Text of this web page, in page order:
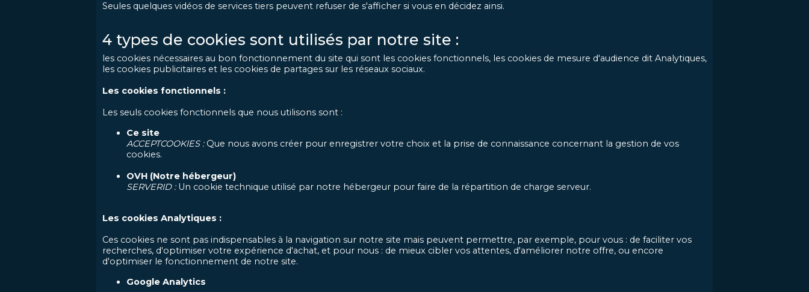
Seules quelques vidéos de services tiers peuvent refuser de s'afficher si vous en décidez ainsi.
4 types de cookies sont utilisés par notre site :
les cookies nécessaires au bon fonctionnement du site qui sont les cookies fonctionnels, les cookies de mesure d'audience dit Analytiques,
les cookies publicitaires et les cookies de partages sur les réseaux sociaux.
Les cookies fonctionnels :
Les seuls cookies fonctionnels que nous utilisons sont :
Ce site
ACCEPTCOOKIES :Que nous avons créer pour enregistrer votre choix et la prise de connaissance concernant la gestion de vos
cookies.
OVH (Notre hébergeur)
SERVERID : Un cookie technique utilisé par notre hébergeur pour faire de la répartition de charge serveur.
Les cookies Analytiques :
Ces cookies ne sont pas indispensables à la navigation sur notre site mais peuvent permettre, par exemple, pour vous : de faciliter vos
recherches, d'optimiser votre expérience d'achat, et pour nous : de mieux cibler vos attentes, d'améliorer notre offre, ou encore
d'optimiser le fonctionnement de notre site.
Google Analytics